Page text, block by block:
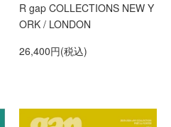
R gap COLLECTIONS NEW Y
ORK / LONDON
26,400円(税込)